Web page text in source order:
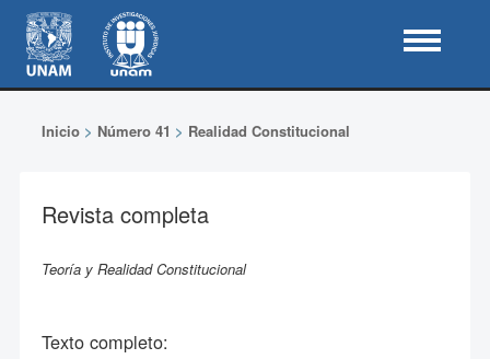
Inicio> Número 41 > Realidad Constitucional
Revista completa
Teoría y Realidad Constitucional
Texto completo: